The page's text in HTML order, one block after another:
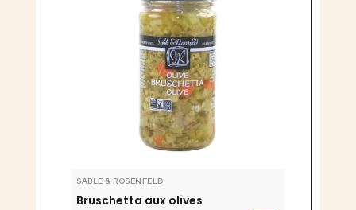
SABLE & ROSENFELD
Bruschetta aux olives